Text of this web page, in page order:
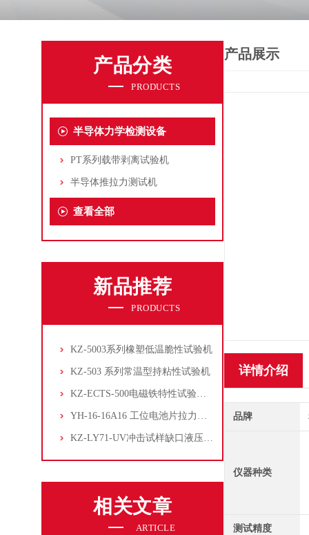
产品分类
PRODUCTS
半导体力学检测设备
PT系列载带剥离试验机
半导体推拉力测试机
查看全部
新品推荐
PRODUCTS
KZ-5003系列橡塑低温脆性试验机
KZ-503 系列常温型持粘性试验机
KZ-ECTS-500电磁铁特性试验系统
YH-16-16A16 工位电池片拉力试验机
KZ-LY71-UV冲击试样缺口液压拉床
相关文章
ARTICLE
产品展示
详情介绍
品牌
仪器种类
测试精度